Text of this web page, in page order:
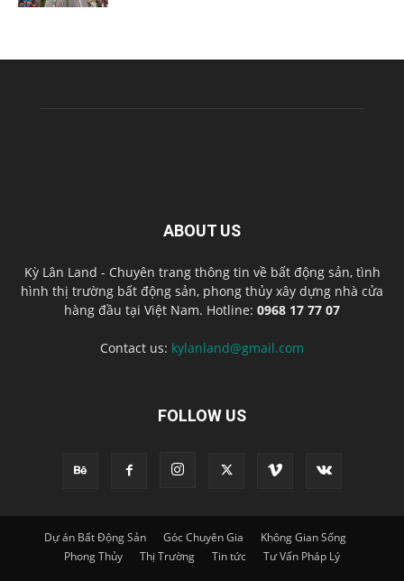
ABOUT US
Kỳ Lân Land - Chuyên trang thông tin về bất động sản, tình
hình thị trường bất động sản, phong thủy xây dựng nhà cửa
hàng đầu tại Việt Nam. Hotline: 0968 17 77 07
Contact us: kylanland@gmail.com
FOLLOW US
Dự án Bất Động Sản Góc Chuyên Gia
Không Gian Sống
Phong Thủy
Thị Trường Tin tức Tư Vấn Pháp Lý